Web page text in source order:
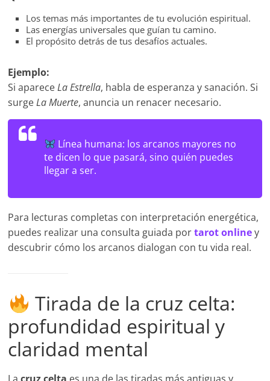
Los temas más importantes de tu evolución espiritual.
Las energías universales que guían tu camino.
El propósito detrás de tus desafíos actuales.
Ejemplo:
Si apareceLa Estrella, habla de esperanza y sanación. Si
surgeLa Muerte, anuncia un renacer necesario.
Línea humana: los arcanos mayores no
te dicen lo que pasará, sino quién puedes
llegar a ser.
Para lecturas completas con interpretación energética,
puedes realizar una consulta guiada portarot onliney
descubrir cómo los arcanos dialogan con tu vida real.
Tirada de la cruz celta:
profundidad espiritual y
claridad mental